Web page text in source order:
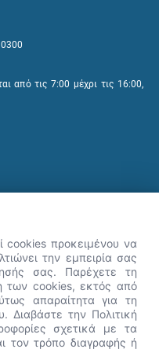
από τις 7:00 μέχρι τις 16:00,
Είμαι η Νόησις.
μπορώ να σε βοηθήσω
cookies προκειμένου να
την εμπειρία σας
σας. Παρέχετε τη
των cookies, εκτός από
απαραίτητα για τη
Διαβάστε την Πολιτική
σχετικά με τα
τον τρόπο διαγραφής ή